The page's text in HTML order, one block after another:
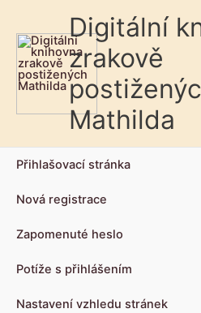
Digitální
zrakově
Mathilda
Přihlašovací stránka
Nová registrace
Zapomenuté heslo
Potíže s přihlášením
Nastavení vzhledu stránek